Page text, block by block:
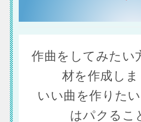
作曲をしてみたい
材を作成し
いい曲を作りた
はパクるこ